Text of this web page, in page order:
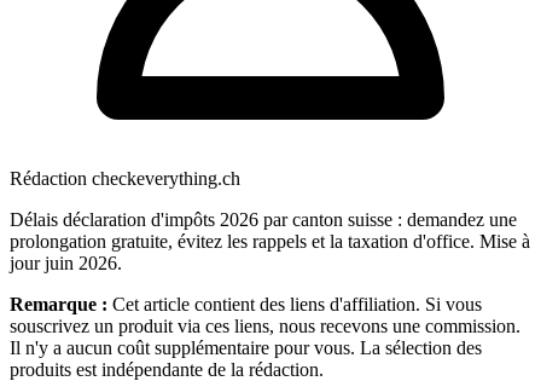
Rédaction checkeverything.ch
Délais déclaration d'impôts 2026 par canton suisse : demandez une
prolongation gratuite, évitez les rappels et la taxation d'office. Mise à
jour juin 2026.
Remarque : Cet article contient des liens d'affiliation. Si vous
souscrivez un produit via ces liens, nous recevons une commission.
Il n'y a aucun coût supplémentaire pour vous. La sélection des
produits est indépendante de la rédaction.